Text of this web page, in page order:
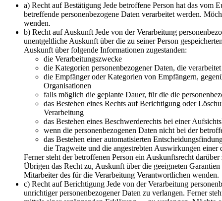
a) Recht auf Bestätigung Jede betroffene Person hat das
betreffende personenbezogene Daten verarbeitet werden.
wenden.
b) Recht auf Auskunft Jede von der Verarbeitung
unentgeltliche Auskunft über die zu seiner Person
Auskunft über folgende Informationen zugestanden:
die Verarbeitungszwecke
die Kategorien personenbezogener Daten, die
die Empfänger oder Kategorien von Empfängern,
Organisationen
falls möglich die geplante Dauer, für die die
das Bestehen eines Rechts auf Berichtigung oder
Verarbeitung
das Bestehen eines Beschwerderechts bei einer
wenn die personenbezogenen Daten nicht bei der
das Bestehen einer automatisierten
die Tragweite und die angestrebten Auswirkungen
Ferner steht der betroffenen Person ein Auskunftsrecht
Übrigen das Recht zu, Auskunft über die geeigneten
Mitarbeiter des für die Verarbeitung Verantwortlichen wenden.
c) Recht auf Berichtigung Jede von der Verarbeitung
unrichtiger personenbezogener Daten zu verlangen. Ferner